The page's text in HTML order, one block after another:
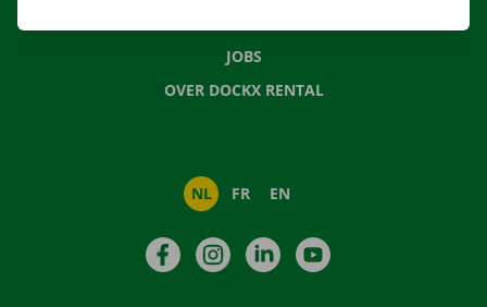
JOBS
OVER DOCKX RENTAL
NL FR EN
FacebookInstagramLinkedIn